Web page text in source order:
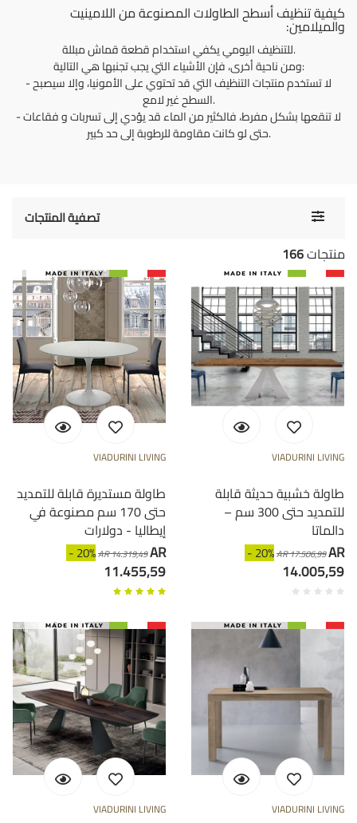
كيفية تنظيف أسطح الطاولات المصنوعة من اللامينيت
والميلامين:
للتنظيف اليومي يكفي استخدام قطعة قماش مبللة.
ومن ناحية أخرى، فإن الأشياء التي يجب تجنبها هي التالية:
- لا تستخدم منتجات التنظيف التي قد تحتوي على الأمونيا، وإلا سيصبح
السطح غير لامع.
- لا تنقعها بشكل مفرط، فالكثير من الماء قد يؤدي إلى تسربات و فقاعات
حتى لو كانت مقاومة للرطوبة إلى حد كبير.
Toggle تصفية المنتجات
166منتجات
VIADURINI LIVING
طاولة مستديرة قابلة للتمديد
حتى 170 سم مصنوعة في
إيطاليا - دولارات
- 20%AR 14.319,49AR
11.455,59
VIADURINI LIVING
طاولة خشبية حديثة قابلة
للتمديد حتى 300 سم –
دالماتا
- 20%AR 17.506,99AR
14.005,59
VIADURINI LIVING VIADURINI LIVING